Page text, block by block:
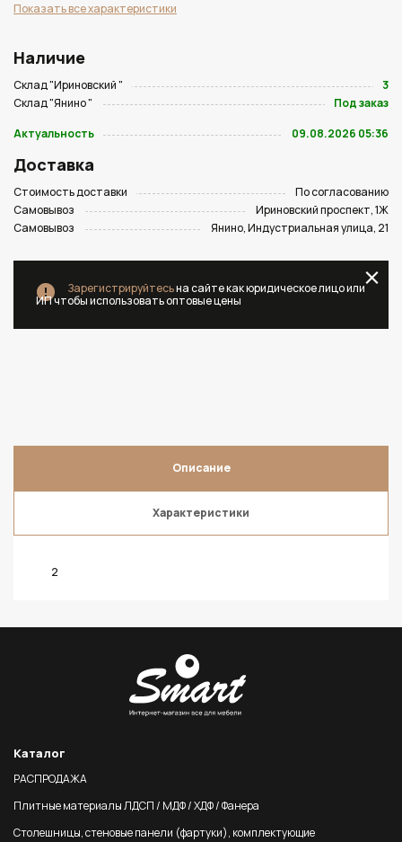
Показать все характеристики
Наличие
Склад "Ириновский "
3
Склад "Янино "
Под заказ
Актуальность
09.08.2026 05:36
Доставка
Стоимость доставки
По согласованию
Самовывоз
Ириновский проспект, 1Ж
Самовывоз
Янино, Индустриальная улица, 21
Зарегистрируйтесьна сайте как юридическое лицо или
ИП чтобы использовать оптовые цены
Описание
Характеристики
2
Каталог
РАСПРОДАЖА
Плитные материалы ЛДСП / МДФ / ХДФ / Фанера
Столешницы, стеновые панели (фартуки), комплектующие